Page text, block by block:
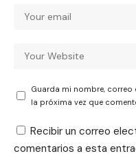
Guarda mi nombre, correo
la próxima vez que
Recibir un correo
comentarios a esta